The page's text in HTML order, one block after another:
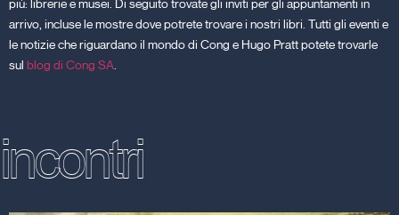
più: librerie e musei. Di seguito trovate gli inviti per gli appuntamenti in
arrivo, incluse le mostre dove potrete trovare i nostri libri. Tutti gli eventi e
le notizie che riguardano il mondo di Cong e Hugo Pratt potete trovarle
sul blog di Cong SA.
incontri